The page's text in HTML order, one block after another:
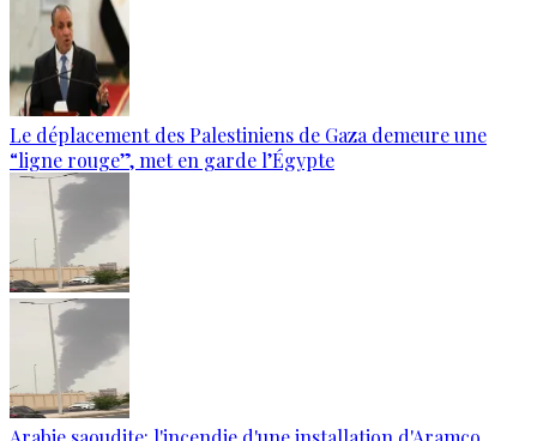
Le déplacement des Palestiniens de Gaza demeure une
“ligne rouge”, met en garde l’Égypte